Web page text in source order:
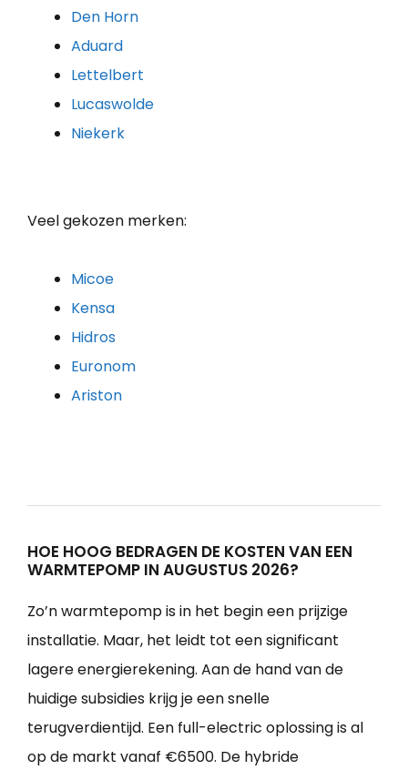
Den Horn
Aduard
Lettelbert
Lucaswolde
Niekerk
Veel gekozen merken:
Micoe
Kensa
Hidros
Euronom
Ariston
HOE HOOG BEDRAGEN DE KOSTEN VAN EEN
WARMTEPOMP IN AUGUSTUS 2026?
Zo’n warmtepomp is in het begin een prijzige
installatie. Maar, het leidt tot een significant
lagere energierekening. Aan de hand van de
huidige subsidies krijg je een snelle
terugverdientijd. Een full-electric oplossing is al
op de markt vanaf €6500. De hybride